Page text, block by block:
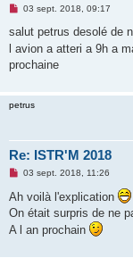
M
s
a
g
e
n
03 sept. 2018, 09:17
salut petrus desolé de
l avion a atteri a 9h a
prochaine
petrus
Re: ISTR'M 2018
M
s
s
a
g
e
03 sept. 2018, 11:26
Ah voilà l'explication
On était surpris de ne
A l an prochain